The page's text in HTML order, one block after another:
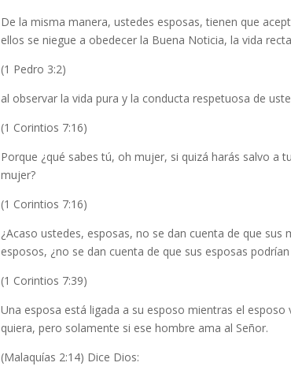
De la misma manera, ustedes esposas, tienen que
ellos se niegue a obedecer la Buena Noticia, la vida
(1 Pedro 3:2)
al observar la vida pura y la conducta respetuosa de
(1 Corintios 7:16)
Porque ¿qué sabes tú, oh mujer, si quizá harás salvo a
mujer?
(1 Corintios 7:16)
¿Acaso ustedes, esposas, no se dan cuenta de que
esposos, ¿no se dan cuenta de que sus esposas
(1 Corintios 7:39)
Una esposa está ligada a su esposo mientras el
quiera, pero solamente si ese hombre ama al Señor.
(Malaquías 2:14) Dice Dios: